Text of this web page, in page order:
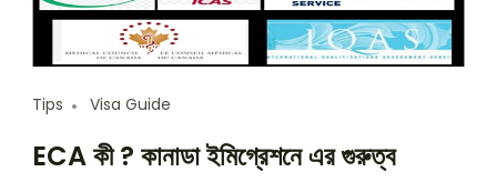
Tips Visa Guide
ECA কী ? কানাডা ইমিগ্রেশনে এর গুরুত্ব